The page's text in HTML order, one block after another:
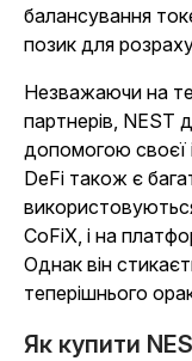
балансування
позик для
Незважаючи на
партнерів, NEST
допомогою своєї
DeFi також є
CoFiX, і на
Однак він
теперішнього
Як купити